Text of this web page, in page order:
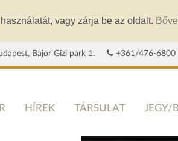
vagy zárja be az oldalt.
Bajor Gizi park 1. +361/476-6800
HÍREK TÁRSULAT JEGY/